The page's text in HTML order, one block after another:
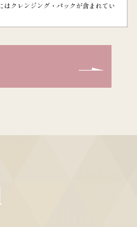
クレンジング・パックが含まれてい